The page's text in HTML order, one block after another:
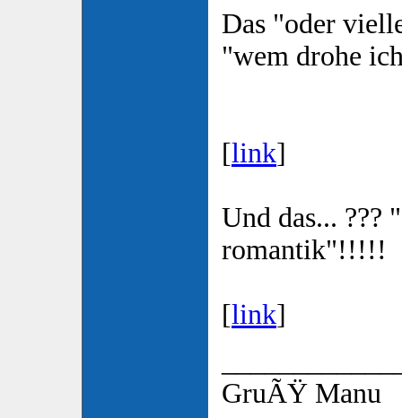
Das "oder
"wem drohe
[link]
Und das... ???
romantik"!!!!!
[link]
GruÃŸ Manu